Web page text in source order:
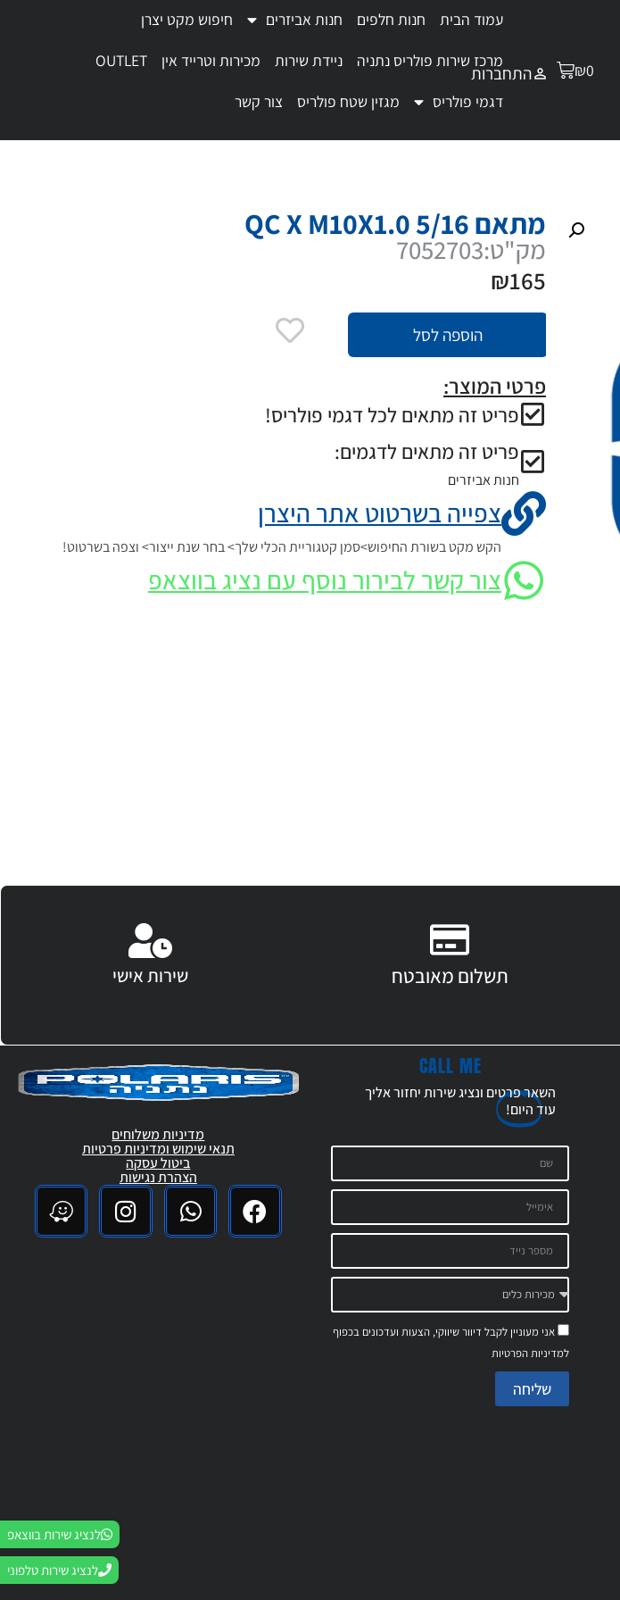
₪0 התחברות
עמוד הבית חנות חלפים חנות אביזרים
חיפוש מקט יצרן
מרכז שירות פולריס נתניה
ניידת שירות מכירות וטרייד אין
OUTLET
דגמי פולריס
מגזין שטח פולריס צור קשר
מתאם 5/16 QC X M10X1.0
מק"ט:7052703
₪165
הוספה לסל
פרטי המוצר:
פריט זה מתאים לכל דגמי פולריס!
פריט זה מתאים לדגמים:
חנות אביזרים
צפייה בשרטוט אתר היצרן
הקש מקט בשורת החיפוש>סמן קטגוריית הכלי שלך> בחר שנת ייצור> וצפה בשרטוט!
צור קשר לבירור נוסף עם נציג בווצאפ
תשלום מאובטח שירות אישי
CALL ME
השאר פרטים ונציג שירות יחזור אליך
עודהיום!
אני מעוניין לקבל דיוור שיווקי, הצעות ועדכונים בכפוף
למדיניות הפרטיות
שליחה
לנציג שירות בווצאפ
לנציג שירות טלפוני
מדיניות משלוחים
תנאי שימוש ומדיניות פרטיות
ביטול עסקה
הצהרת נגישות